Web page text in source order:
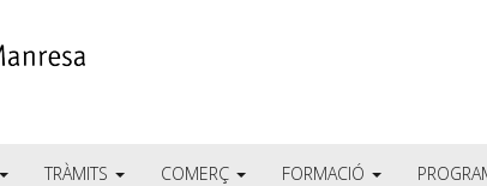
TRÀMITS COMERÇ FORMACIÓ